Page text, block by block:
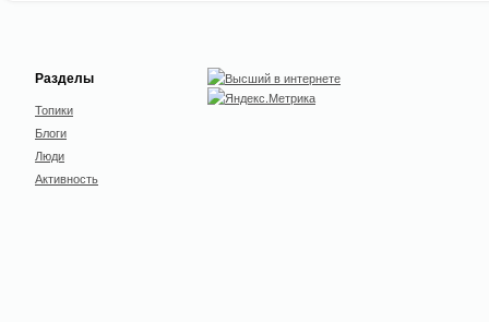
Разделы
Топики
Блоги
Люди
Активность